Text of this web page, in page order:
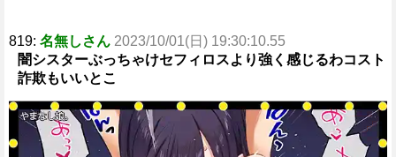
819: 名無しさん 2023/10/01(日) 19:30:10.55
闇シスターぶっちゃけセフィロスより強く感じるわコスト
詐欺もいいとこ